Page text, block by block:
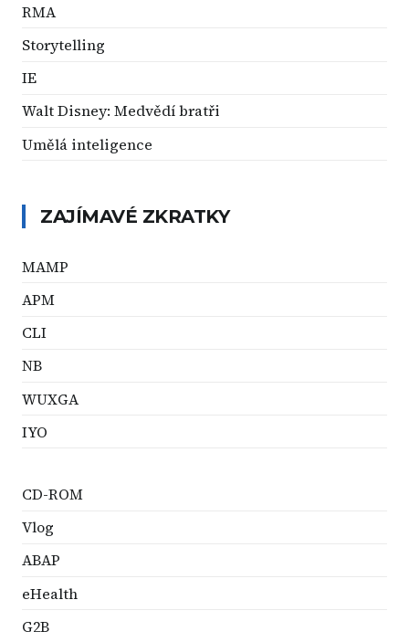
RMA
Storytelling
IE
Walt Disney: Medvědí bratři
Umělá inteligence
ZAJÍMAVÉ ZKRATKY
MAMP
APM
CLI
NB
WUXGA
IYO
CD-ROM
Vlog
ABAP
eHealth
G2B